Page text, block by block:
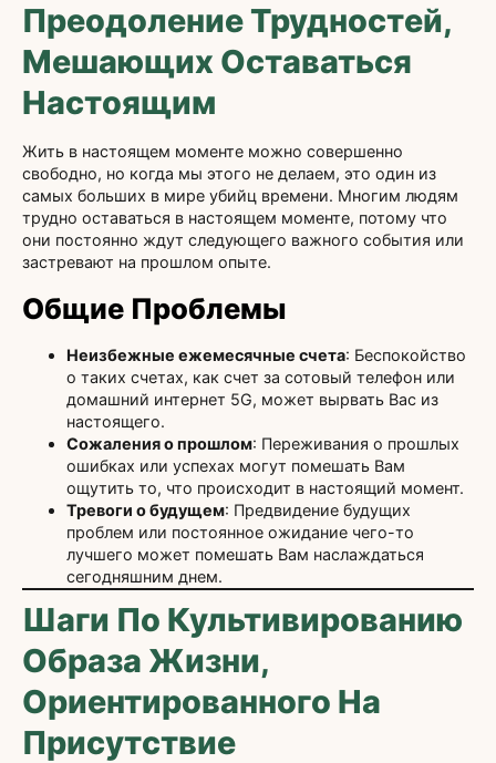
Преодоление Трудностей,
Мешающих Оставаться
Настоящим
Жить в настоящем моменте можно совершенно
свободно, но когда мы этого не делаем, это один из
самых больших в мире убийц времени. Многим людям
трудно оставаться в настоящем моменте, потому что
они постоянно ждут следующего важного события или
застревают на прошлом опыте.
Общие Проблемы
Неизбежные ежемесячные счета: Беспокойство
о таких счетах, как счет за сотовый телефон или
домашний интернет 5G, может вырвать Вас из
настоящего.
Сожаления о прошлом: Переживания о прошлых
ошибках или успехах могут помешать Вам
ощутить то, что происходит в настоящий момент.
Тревоги о будущем: Предвидение будущих
проблем или постоянное ожидание чего-то
лучшего может помешать Вам наслаждаться
сегодняшним днем.
Шаги По Культивированию
Образа Жизни,
Ориентированного На
Присутствие